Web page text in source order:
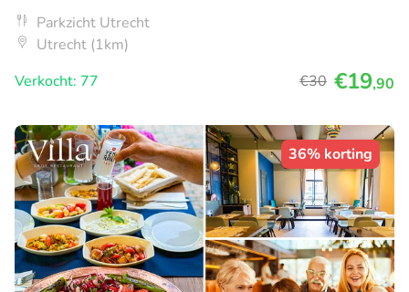
Parkzicht Utrecht
Utrecht (1km)
Verkocht: 77
€30 €19,90
36% korting